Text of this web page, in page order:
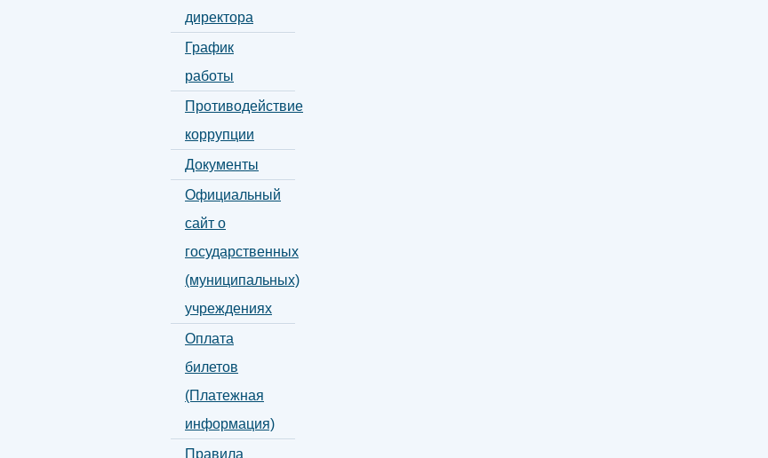
директора
График
работы
Противодействие
коррупции
Документы
Официальный
сайт о
государственных
(муниципальных)
учреждениях
Оплата
билетов
(Платежная
информация)
Правила